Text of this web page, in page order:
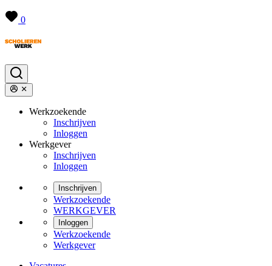
0
Werkzoekende
Inschrijven
Inloggen
Werkgever
Inschrijven
Inloggen
Inschrijven
Werkzoekende
WERKGEVER
Inloggen
Werkzoekende
Werkgever